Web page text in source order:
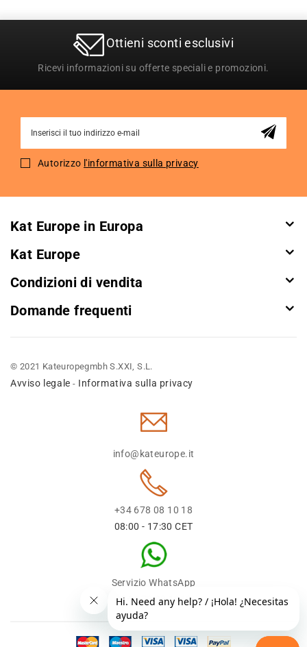
Ottieni sconti esclusivi
Ricevi informazioni su offerte speciali e promozioni.
for
Autorizzo l'informativa sulla privacy
Kat Europe in Europa
Kat Europe
Condizioni di vendita
Domande frequenti
© 2021 Kateuropegmbh S.XXI, S.L.
Avviso legale - Informativa sulla privacy
info@kateurope.it
+34 678 08 10 18
08:00 - 17:30 CET
Servizio WhatsApp
+34 678 08 1018